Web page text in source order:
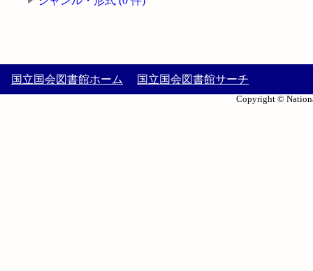
国立国会図書館ホーム 国立国会図書館サーチ
Copyright ©